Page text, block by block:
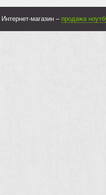
Интернет-магазин – продажа